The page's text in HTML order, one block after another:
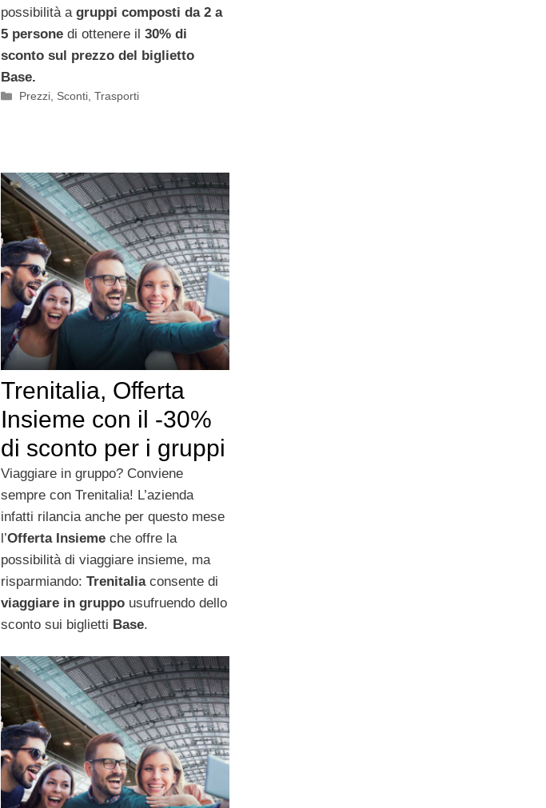
possibilità a gruppi composti da 2 a
5 personedi ottenere il 30% di
sconto sul prezzo del biglietto
Base.
Categorie
Prezzi, Sconti,Trasporti
Trenitalia, Offerta
Insieme con il -30%
di sconto per i gruppi
Viaggiare in gruppo? Conviene
sempre con Trenitalia! L’azienda
infatti rilancia anche per questo mese
l’Offerta Insieme che offre la
possibilità di viaggiare insieme, ma
risparmiando: Trenitaliaconsente di
viaggiare in gruppo usufruendo dello
sconto sui biglietti Base.